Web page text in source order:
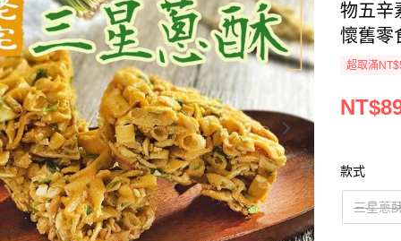
物五辛
懷舊零
超取滿
款式
三星蔥